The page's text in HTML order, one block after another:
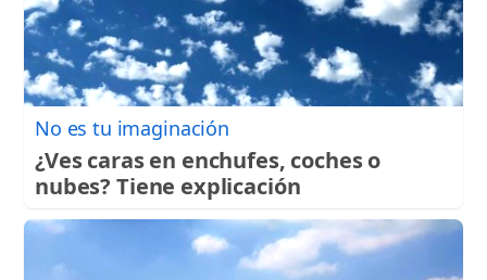
No es tu imaginación
¿Ves caras en enchufes, coches o
nubes? Tiene explicación